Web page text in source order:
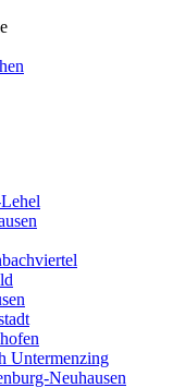
Untermenzing
Neuhausen